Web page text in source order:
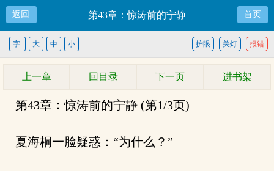
返回 第43章：惊涛前的宁静 首页
报错
关灯
护眼
字: 大 中 小
上一章 回目录 下一页 进书架
第43章：惊涛前的宁静 (第1/3页)
夏海桐一脸疑惑：“为什么？”